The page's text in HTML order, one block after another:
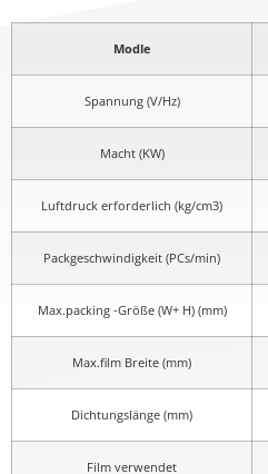
Modle
Spannung (V/Hz)
Macht (KW)
Luftdruck erforderlich (kg/cm3)
Packgeschwindigkeit (PCs/min)
Max.packing -Größe (W+ H) (mm)
Max.film Breite (mm)
Dichtungslänge (mm)
Film verwendet